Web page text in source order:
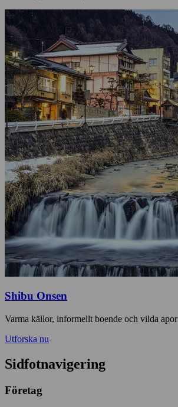
Shibu Onsen
Varma källor, informellt boende och vilda apor
Utforska nu
Sidfotnavigering
Företag